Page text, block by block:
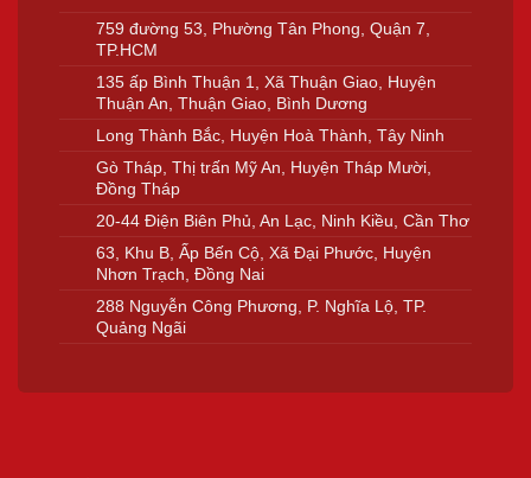
759 đường 53, Phường Tân Phong, Quận 7,
TP.HCM
135 ấp Bình Thuận 1, Xã Thuận Giao, Huyện
Thuận An, Thuận Giao, Bình Dương
Long Thành Bắc, Huyện Hoà Thành, Tây Ninh
Gò Tháp, Thị trấn Mỹ An, Huyện Tháp Mười,
Đồng Tháp
20-44 Điện Biên Phủ, An Lạc, Ninh Kiều, Cần Thơ
63, Khu B, Ấp Bến Cộ, Xã Đại Phước, Huyện
Nhơn Trạch, Đồng Nai
288 Nguyễn Công Phương, P. Nghĩa Lộ, TP.
Quảng Ngãi